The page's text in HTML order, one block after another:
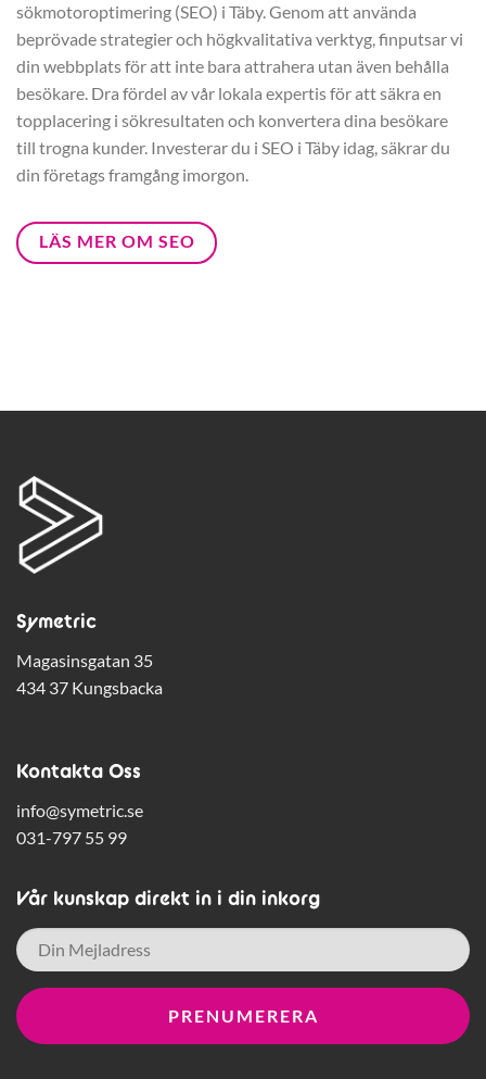
sökmotoroptimering (SEO) i Täby. Genom att använda
beprövade strategier och högkvalitativa verktyg, finputsar vi
din webbplats för att inte bara attrahera utan även behålla
besökare. Dra fördel av vår lokala expertis för att säkra en
topplacering i sökresultaten och konvertera dina besökare
till trogna kunder. Investerar du i SEO i Täby idag, säkrar du
din företags framgång imorgon.
LÄS MER OM SEO
Symetric
Magasinsgatan 35
434 37 Kungsbacka
Kontakta Oss
info@symetric.se
031-797 55 99
Vår kunskap direkt in i din inkorg
E-
post *